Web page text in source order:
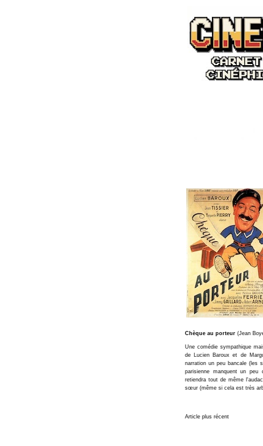
Chèque au porteur (Jean
Une comédie sympathique
de Lucien Baroux et de
narration un peu bancale (les
parisienne manquent un
retiendra tout de même
sœur (même si cela est très
Article plus récent